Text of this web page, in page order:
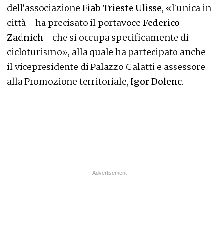
dell’associazione Fiab Trieste Ulisse, «l’unica in
città - ha precisato il portavoce Federico
Zadnich - che si occupa specificamente di
cicloturismo», alla quale ha partecipato anche
il vicepresidente di Palazzo Galatti e assessore
alla Promozione territoriale, Igor Dolenc.